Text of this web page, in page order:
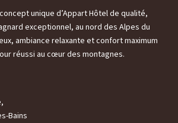
unique d’Appart Hôtel de qualité,
exceptionnel, au nord des Alpes du
ambiance relaxante et confort maximum
réussi au cœur des montagnes.
Bains